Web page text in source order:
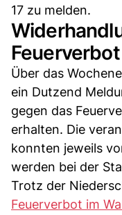
17 zu melden.
Feuerverbot
Über das
ein Dutzend
gegen das
erhalten. Die
konnten jeweils
werden bei der
Trotz der
Feuerverbot im